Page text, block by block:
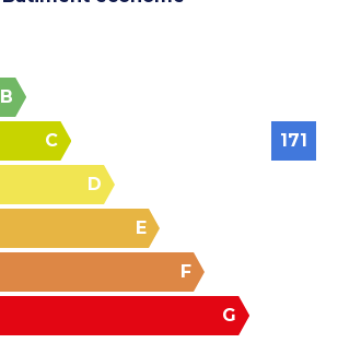
B
C 171
D
E
F
G
Voir les photos